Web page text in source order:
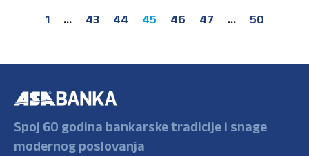
1 … 43 44 45 46 47 … 50
Spoj 60 godina bankarske tradicije i snage
modernog poslovanja